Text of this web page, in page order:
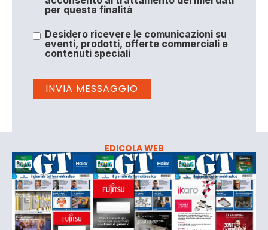
per questa finalità
Desidero ricevere le comunicazioni su
eventi, prodotti, offerte commerciali e
contenuti speciali
EDICOLA WEB